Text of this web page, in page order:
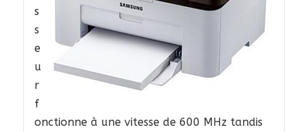
s
s
e
u
r
f
onctionne à une vitesse de 600 MHz tandis